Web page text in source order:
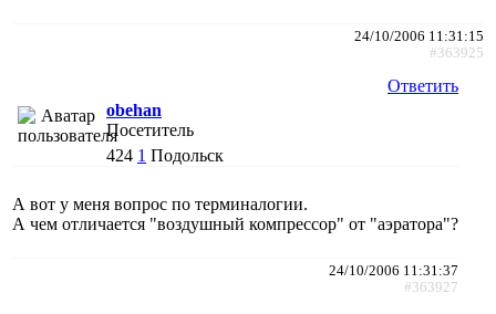
24/10/2006 11:31:15
#363925
Ответить
obehan
Посетитель
424 1 Подольск
А вот у меня вопрос по терминалогии.
А чем отличается "воздушный компрессор" от "аэратора"?
24/10/2006 11:31:37
#363927